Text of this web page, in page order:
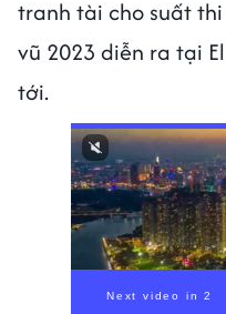
tranh tài cho suất
vũ 2023 diễn ra tại
tới.
00:00/ 00:56